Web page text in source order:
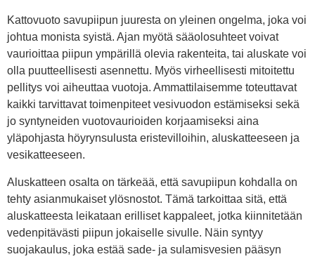
Kattovuoto savupiipun juuresta on yleinen ongelma, joka voi
johtua monista syistä. Ajan myötä sääolosuhteet voivat
vaurioittaa piipun ympärillä olevia rakenteita, tai aluskate voi
olla puutteellisesti asennettu. Myös virheellisesti mitoitettu
pellitys voi aiheuttaa vuotoja. Ammattilaisemme toteuttavat
kaikki tarvittavat toimenpiteet vesivuodon estämiseksi sekä
jo syntyneiden vuotovaurioiden korjaamiseksi aina
yläpohjasta höyrynsulusta eristevilloihin, aluskatteeseen ja
vesikatteeseen.
Aluskatteen osalta on tärkeää, että savupiipun kohdalla on
tehty asianmukaiset ylösnostot. Tämä tarkoittaa sitä, että
aluskatteesta leikataan erilliset kappaleet, jotka kiinnitetään
vedenpitävästi piipun jokaiselle sivulle. Näin syntyy
suojakaulus, joka estää sade- ja sulamisvesien pääsyn